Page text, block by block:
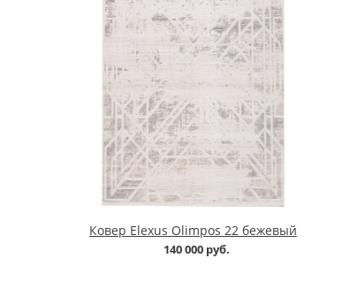
Ковер Elexus Olimpos 22 бежевый
140 000 руб.